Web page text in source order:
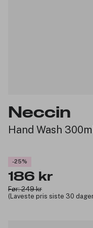
Neccin
Hand Wash
-25%
186 kr
Før: 249 kr
(Laveste pris siste 30